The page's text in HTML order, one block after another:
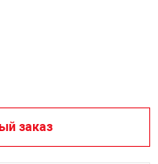
заказ